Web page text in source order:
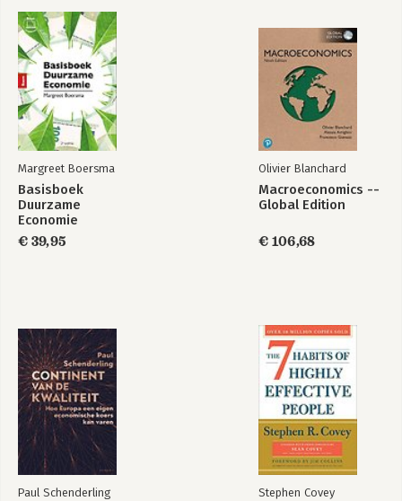
Margreet Boersma
Basisboek
Duurzame
Economie
€ 39,95
Olivier Blanchard
Macroeconomics --
Global Edition
€ 106,68
Paul Schenderling Stephen Covey